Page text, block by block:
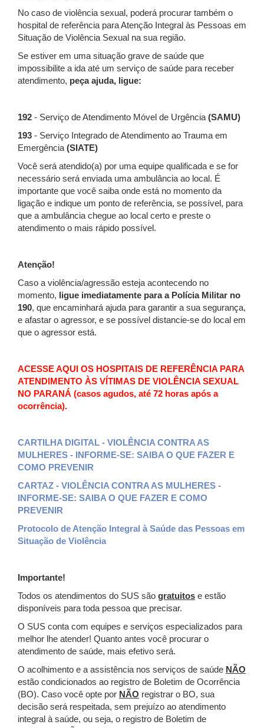
No caso de violência sexual, poderá procurar também o
hospital de referência para Atenção Integral às Pessoas em
Situação de Violência Sexual na sua região.
Se estiver em uma situação grave de saúde que
impossibilite a ida até um serviço de saúde para receber
atendimento, peça ajuda, ligue:
192 - Serviço de Atendimento Móvel de Urgência (SAMU)
193 - Serviço Integrado de Atendimento ao Trauma em
Emergência (SIATE)
Você será atendido(a) por uma equipe qualificada e se for
necessário será enviada uma ambulância ao local. É
importante que você saiba onde está no momento da
ligação e indique um ponto de referência, se possível, para
que a ambulância chegue ao local certo e preste o
atendimento o mais rápido possível.
Atenção!
Caso a violência/agressão esteja acontecendo no
momento, ligue imediatamente para a Polícia Militar no
190, que encaminhará ajuda para garantir a sua segurança,
e afastar o agressor, e se possível distancie-se do local em
que o agressor está.
ACESSE AQUI OS HOSPITAIS DE REFERÊNCIA PARA
ATENDIMENTO ÀS VÍTIMAS DE VIOLÊNCIA SEXUAL
NO PARANÁ (casos agudos, até 72 horas após a
ocorrência).
CARTILHA DIGITAL - VIOLÊNCIA CONTRA AS
MULHERES - INFORME-SE: SAIBA O QUE FAZER E
COMO PREVENIR
CARTAZ - VIOLÊNCIA CONTRA AS MULHERES -
INFORME-SE: SAIBA O QUE FAZER E COMO
PREVENIR
Protocolo de Atenção Integral à Saúde das Pessoas em
Situação de Violência
Importante!
Todos os atendimentos do SUS são gratuitos e estão
disponíveis para toda pessoa que precisar.
O SUS conta com equipes e serviços especializados para
melhor lhe atender! Quanto antes você procurar o
atendimento de saúde, mais efetivo será.
O acolhimento e a assistência nos serviços de saúde NÃO
estão condicionados ao registro de Boletim de Ocorrência
(BO). Caso você opte por NÃO registrar o BO, sua
decisão será respeitada, sem prejuízo ao atendimento
integral à saúde, ou seja, o registro de Boletim de